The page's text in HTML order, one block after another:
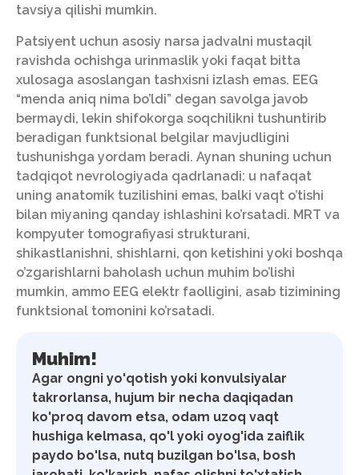
tavsiya qilishi mumkin.
Patsiyent uchun asosiy narsa jadvalni mustaqil
ravishda ochishga urinmaslik yoki faqat bitta
xulosaga asoslangan tashxisni izlash emas. EEG
“menda aniq nima bo’ldi” degan savolga javob
bermaydi, lekin shifokorga soqchilikni tushuntirib
beradigan funktsional belgilar mavjudligini
tushunishga yordam beradi. Aynan shuning uchun
tadqiqot nevrologiyada qadrlanadi: u nafaqat
uning anatomik tuzilishini emas, balki vaqt o’tishi
bilan miyaning qanday ishlashini ko’rsatadi. MRT va
kompyuter tomografiyasi strukturani,
shikastlanishni, shishlarni, qon ketishini yoki boshqa
o’zgarishlarni baholash uchun muhim bo’lishi
mumkin, ammo EEG elektr faolligini, asab tizimining
funktsional tomonini ko’rsatadi.
Muhim!
Agar ongni yo'qotish yoki konvulsiyalar
takrorlansa, hujum bir necha daqiqadan
ko'proq davom etsa, odam uzoq vaqt
hushiga kelmasa, qo'l yoki oyog'ida zaiflik
paydo bo'lsa, nutq buzilgan bo'lsa, bosh